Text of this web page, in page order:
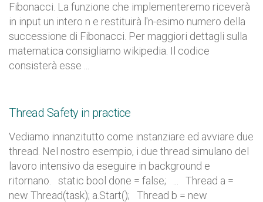
Fibonacci. La funzione che implementeremo riceverà
in input un intero n e restituirà l'n-esimo numero della
successione di Fibonacci. Per maggiori dettagli sulla
matematica consigliamo wikipedia. Il codice
consisterà esse ...
Thread Safety in practice
Vediamo innanzitutto come instanziare ed avviare due
thread. Nel nostro esempio, i due thread simulano del
lavoro intensivo da eseguire in background e
ritornano. static bool done = false; ... Thread a =
new Thread(task); a.Start(); Thread b = new